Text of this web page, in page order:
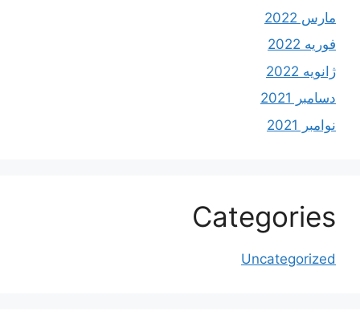
مارس 2022
فوریه 2022
ژانویه 2022
دسامبر 2021
نوامبر 2021
Categories
Uncategorized